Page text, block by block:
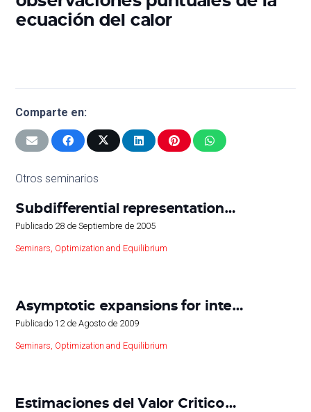
ecuación del calor
Comparte en:
Otros seminarios
Subdifferential representation…
Publicado 28 de Septiembre de 2005
Seminars Optimization and Equilibrium
Asymptotic expansions for inte…
Publicado12 de Agosto de 2009
Seminars Optimization and Equilibrium
Estimaciones del Valor Critico…